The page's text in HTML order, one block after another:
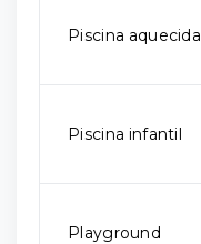
Piscina aquecida
Piscina infantil
Playground